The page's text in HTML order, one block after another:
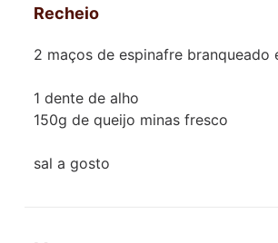
Recheio
2 maços de espinafre branqueado
1 dente de alho
150g de queijo minas fresco
sal a gosto